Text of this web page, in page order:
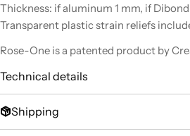
Thickness: if aluminum 1 mm, if
Transparent plastic strain reliefs
Rose-One is a patented product by
Technical details
Shipping